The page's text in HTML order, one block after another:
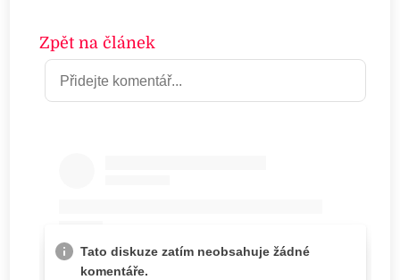
Zpět na článek